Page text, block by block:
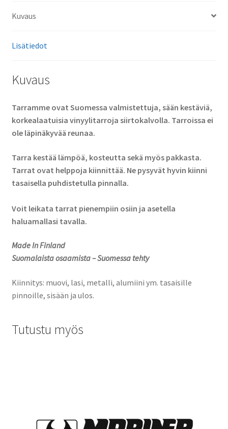
Kuvaus
Lisätiedot
Kuvaus
Tarramme ovat Suomessa valmistettuja, sään kestäviä,
korkealaatuisia vinyylitarroja siirtokalvolla. Tarroissa ei
ole läpinäkyvää reunaa.
Tarra kestää lämpöä, kosteutta sekä myös pakkasta.
Tarrat ovat helppoja kiinnittää. Ne pysyvät hyvin kiinni
tasaisella puhdistetulla pinnalla.
Voit leikata tarrat pienempiin osiin ja asetella
haluamallasi tavalla.
Made In Finland
Suomalaista osaamista – Suomessa tehty
Kiinnitys: muovi, lasi, metalli, alumiini ym. tasaisille
pinnoille, sisään ja ulos.
Tutustu myös